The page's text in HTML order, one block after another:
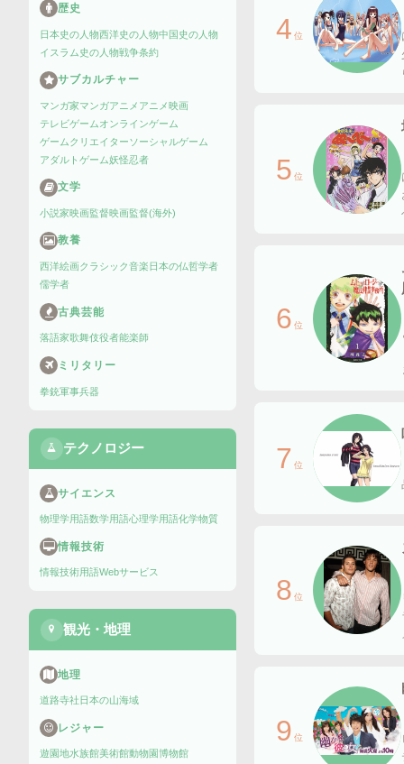
歴史
日本史の人物西洋史の人物中国史の人物
イスラム史の人物戦争条約
サブカルチャー
マンガ家マンガアニメ アニメ映画
テレビゲームオンラインゲーム
ゲームクリエイターソーシャルゲーム
アダルトゲーム妖怪忍者
文学
小説家映画監督映画監督(海外)
教養
西洋絵画クラシック音楽 日本の仏哲学者
儒学者
古典芸能
落語家歌舞伎役者能楽師
ミリタリー
拳銃軍事兵器
テクノロジー
サイエンス
物理学用語数学用語心理学用語化学物質
情報技術
情報技術用語Webサービス
観光・地理
地理
道路寺社 日本の山海域
レジャー
遊園地水族館美術館動物園博物館
4 位
5 位
6 位
7 位
8 位
9 位